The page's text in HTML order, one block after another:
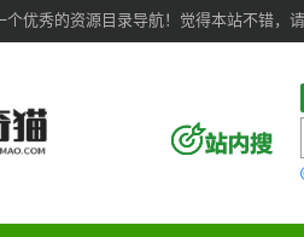
个优秀的资源目录导航！觉得本站不错，